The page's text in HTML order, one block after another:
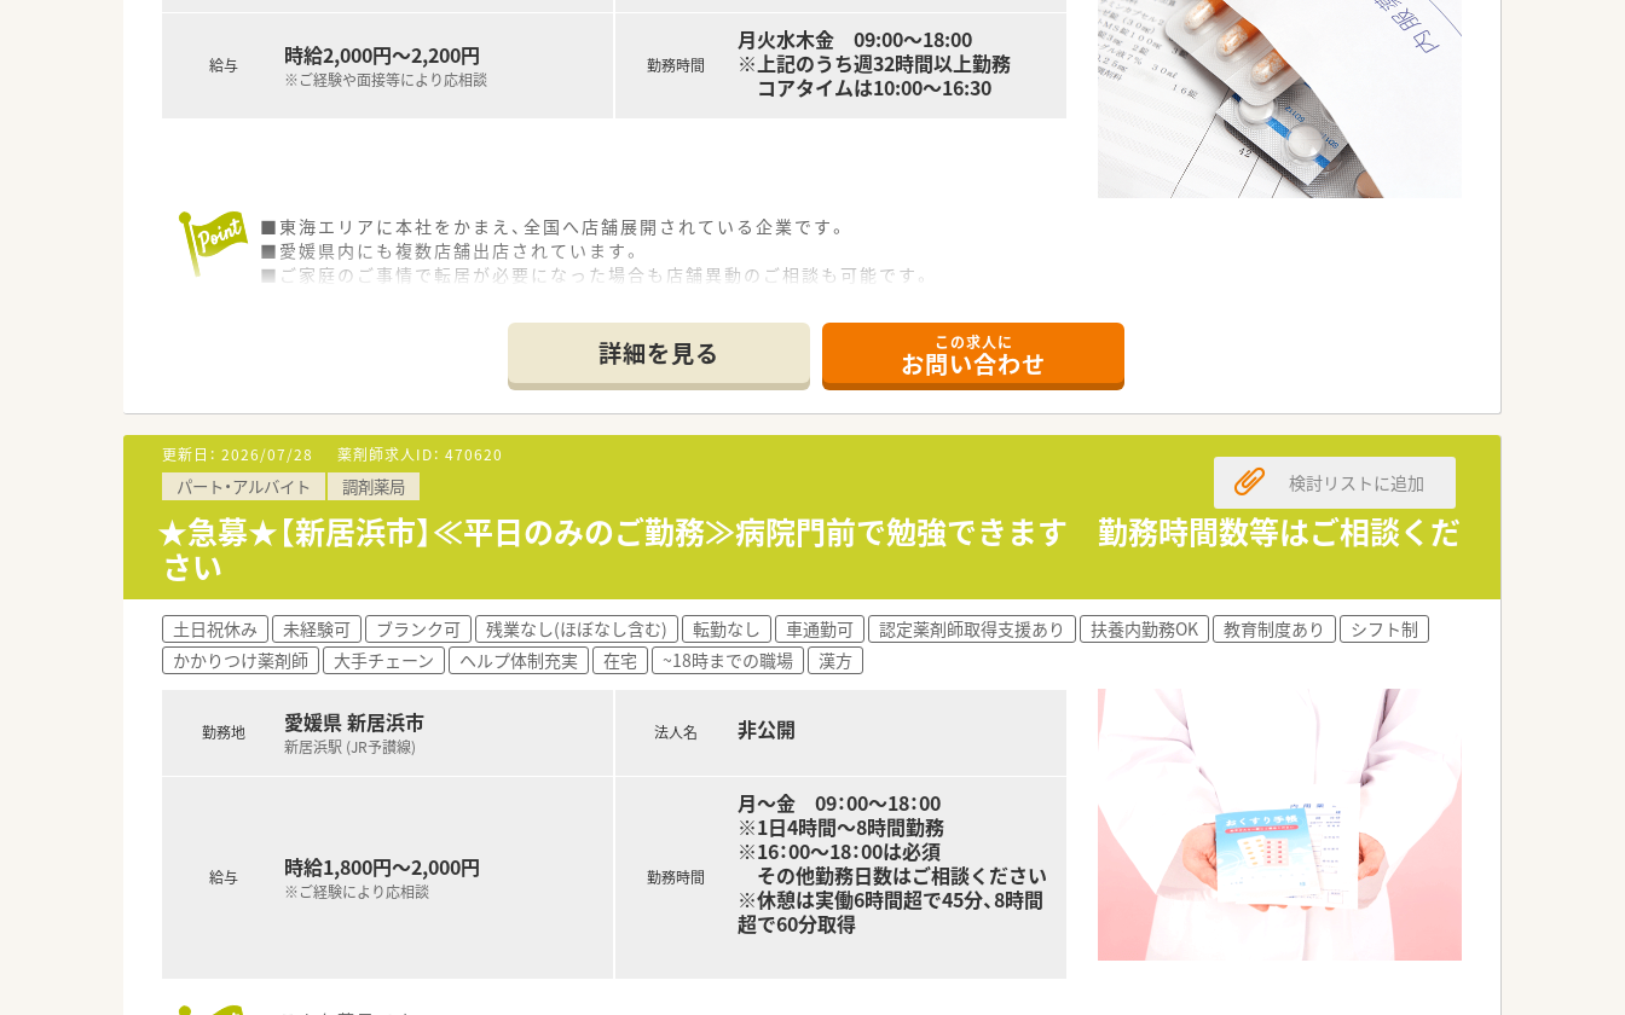
■総合病院門前でスキルアップをお考えの方
などお気軽にお問い合わせくださいませ！
給与 時給2,000円～2,200円
※ご経験や面接等により応相談
勤務時間
月火水木金 09:00～18:00
※上記のうち週32時間以上勤務
コアタイムは10:00～16:30
■東海エリアに本社をかまえ、全国へ店舗展開されている企業です。
■愛媛県内にも複数店舗出店されています。
■ご家庭のご事情で転居が必要になった場合も店舗異動のご相談も可能です。
詳細を見る この求人に
お問い合わせ
更新日： 2026/07/28 薬剤師求人ID： 470620
パート・アルバイト 調剤薬局
★急募★【新居浜市】≪平日のみのご勤務≫病院門前で勉強できます 勤務時間数等はご相談くだ
さい
検討リストに追加
土日祝休み 未経験可 ブランク可 残業なし(ほぼなし含む) 転勤なし 車通勤可 認定薬剤師取得支援あり 扶養内勤務OK 教育制度あり
シフト制
かかりつけ薬剤師
大手チェーン ヘルプ体制充実 在宅 ~18時までの職場 漢方
勤務地 愛媛県 新居浜市
新居浜駅 (JR予讃線)
給与 時給1,800円～2,000円
※ご経験により応相談
法人名 非公開
勤務時間
月～金 09：00～18：00
※1日4時間～8時間勤務
※16：00～18：00は必須
その他勤務日数はご相談ください
※休憩は実働6時間超で45分、8時間
超で60分取得